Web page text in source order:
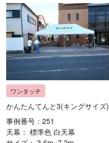
かんたんてんと3(キングサイズ)
事例番号：251
天幕： 標準色 白天幕